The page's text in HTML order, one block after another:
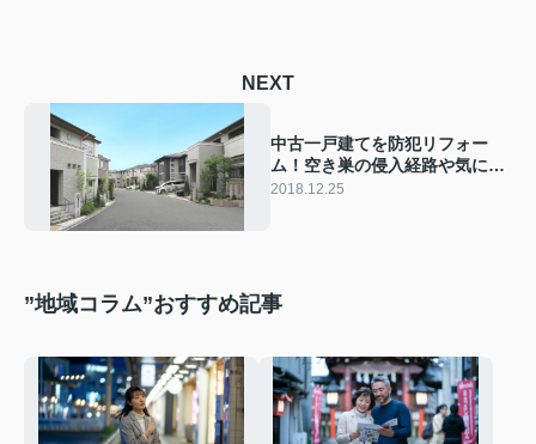
NEXT
中古一戸建てを防犯リフォー
ム！空き巣の侵入経路や気にす
べきポイントは？
2018.12.25
”地域コラム”おすすめ記事